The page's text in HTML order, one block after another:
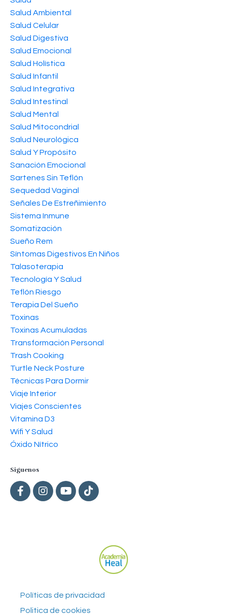
Salud Ambiental
Salud Celular
Salud Digestiva
Salud Emocional
Salud Holística
Salud Infantil
Salud Integrativa
Salud Intestinal
Salud Mental
Salud Mitocondrial
Salud Neurológica
Salud Y Propósito
Sanación Emocional
Sartenes Sin Teflón
Sequedad Vaginal
Señales De Estreñimiento
Sistema Inmune
Somatización
Sueño Rem
Síntomas Digestivos En Niños
Talasoterapia
Tecnología Y Salud
Teflón Riesgo
Terapia Del Sueño
Toxinas
Toxinas Acumuladas
Transformación Personal
Trash Cooking
Turtle Neck Posture
Técnicas Para Dormir
Viaje Interior
Viajes Conscientes
Vitamina D3
Wifi Y Salud
Óxido Nítrico
Siguenos
Políticas de privacidad
Politica de cookies